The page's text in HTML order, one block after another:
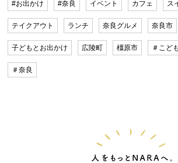
#お出かけ #奈良 イベント カフェ ス
テイクアウト ランチ 奈良グルメ 奈良市
子どもとお出かけ 広陵町 橿原市 ＃こど
＃奈良